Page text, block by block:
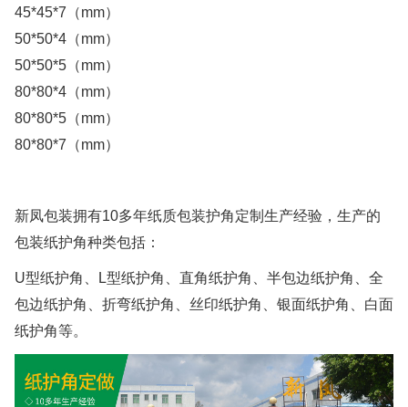
45*45*7 （mm）
50*50*4 （mm）
50*50*5 （mm）
80*80*4 （mm）
80*80*5 （mm）
80*80*7 （mm）
新凤包装拥有10多年纸质包装护角定制生产经验，生产的
包装纸护角种类包括：
U型纸护角、 L型纸护角、直角纸护角、半包边纸护角、全
包边纸护角、折弯纸护角、丝印纸护角、银面纸护角、白面
纸护角等。